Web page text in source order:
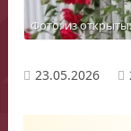
Фото: из
23.05.2026